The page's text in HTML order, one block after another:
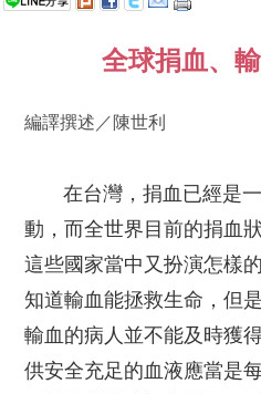
全球捐血、
編譯撰述／陳世利
在台灣，捐血已經是一
動，而全世界目前的捐血
這些國家當中又扮演怎樣
知道輸血能拯救生命，但
輸血的病人並不能及時獲
供安全充足的血液應當是